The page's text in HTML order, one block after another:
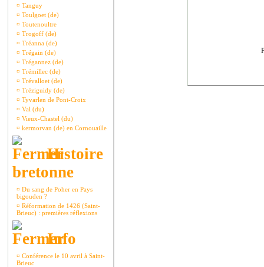
¤ Tanguy
¤ Toulgoet (de)
¤ Toutenoultre
¤ Trogoff (de)
¤ Tréanna (de)
¤ Trégain (de)
¤ Trégannez (de)
¤ Trémillec (de)
¤ Trévalloet (de)
¤ Tréziguidy (de)
¤ Tyvarlen de Pont-Croix
¤ Val (du)
¤ Vieux-Chastel (du)
¤ kermorvan (de) en Cornouaille
Histoire
bretonne
¤ Du sang de Poher en Pays
bigouden ?
¤ Réformation de 1426 (Saint-
Brieuc) : premières réflexions
Info
¤ Conférence le 10 avril à Saint-
Brieuc